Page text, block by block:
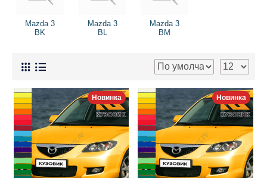
Mazda 3
BK
Mazda 3
BL
Mazda 3
BM
Новинка Новинка